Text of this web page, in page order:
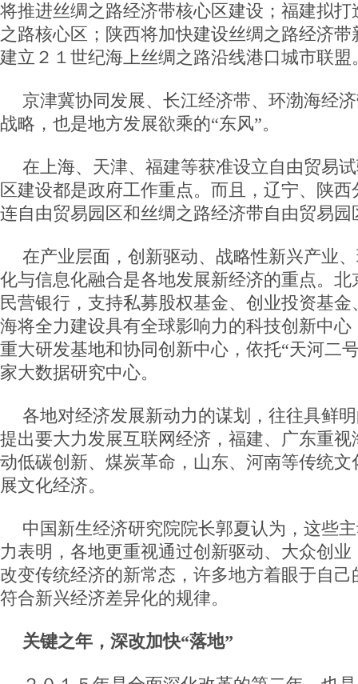
将推进丝绸之路经济带核心区建设；福建拟
之路核心区；陕西将加快建设丝绸之路经济
建立２１世纪海上丝绸之路沿线港口城市联盟
京津冀协同发展、长江经济带、环渤海经
战略，也是地方发展欲乘的“东风”。
在上海、天津、福建等获准设立自由贸易
区建设都是政府工作重点。而且，辽宁、陕
连自由贸易园区和丝绸之路经济带自由贸易园
在产业层面，创新驱动、战略性新兴产业
化与信息化融合是各地发展新经济的重点。
民营银行，支持私募股权基金、创业投资基
海将全力建设具有全球影响力的科技创新中
重大研发基地和协同创新中心，依托“天河二
家大数据研究中心。
各地对经济发展新动力的谋划，往往具鲜
提出要大力发展互联网经济，福建、广东重
动低碳创新、煤炭革命，山东、河南等传统
展文化经济。
中国新生经济研究院院长郭夏认为，这些
力表明，各地更重视通过创新驱动、大众创
改变传统经济的新常态，许多地方着眼于自
符合新兴经济差异化的规律。
关键之年，深改加快“落地”